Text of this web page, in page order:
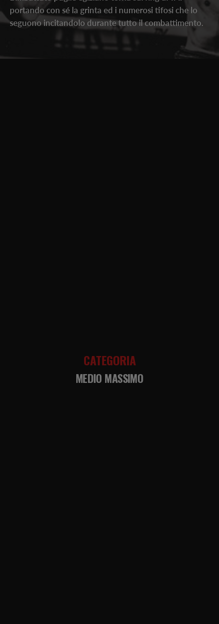
portando con sé la grinta ed i numerosi tifosi che lo
seguono incitandolo durante tutto il combattimento.
CATEGORIA
MEDIO MASSIMO